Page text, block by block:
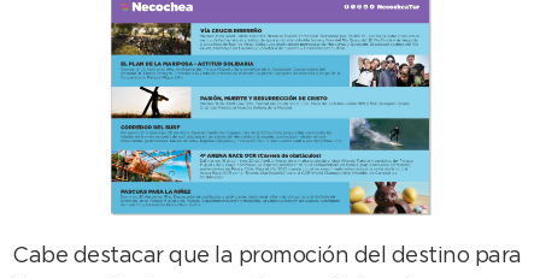
Cabe destacar que la promoción del destino para